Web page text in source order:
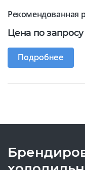
Рекомендованная
Цена по запросу
Подробнее